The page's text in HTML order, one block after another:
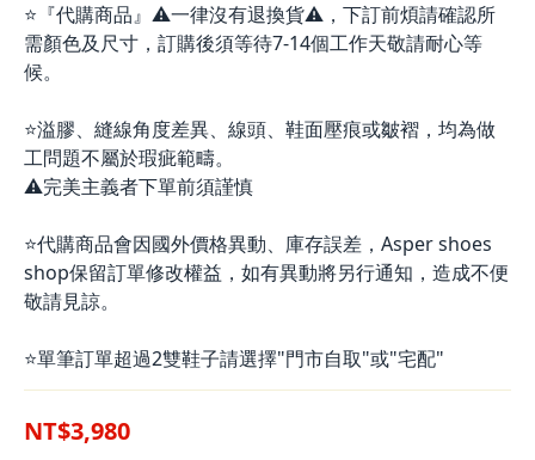
⭐『代購商品』⚠️一律沒有退換貨⚠️，下訂前煩請確認所
需顏色及尺寸，訂購後須等待7-14個工作天敬請耐心等
候。
⭐溢膠、縫線角度差異、線頭、鞋面壓痕或皺褶，均為做
工問題不屬於瑕疵範疇。
⚠️完美主義者下單前須謹慎
⭐代購商品會因國外價格異動、庫存誤差，Asper shoes
shop保留訂單修改權益，如有異動將另行通知，造成不便
敬請見諒。
⭐單筆訂單超過2雙鞋子請選擇"門市自取"或"宅配"
NT$3,980